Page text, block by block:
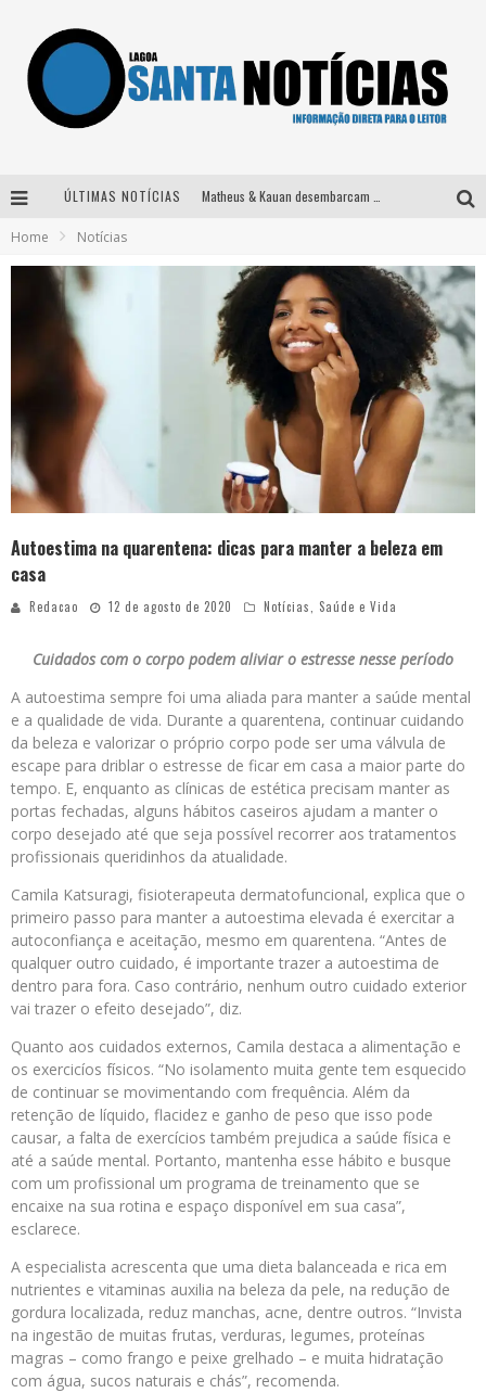
ÚLTIMAS NOTÍCIAS
Home Notícias
Autoestima na quarentena: dicas para manter a beleza em
casa
Redacao 12 de agosto de 2020 Notícias, Saúde e Vida
Cuidados com o corpo podem aliviar o estresse nesse período
A autoestima sempre foi uma aliada para manter a saúde mental
e a qualidade de vida. Durante a quarentena, continuar cuidando
da beleza e valorizar o próprio corpo pode ser uma válvula de
escape para driblar o estresse de ficar em casa a maior parte do
tempo. E, enquanto as clínicas de estética precisam manter as
portas fechadas, alguns hábitos caseiros ajudam a manter o
corpo desejado até que seja possível recorrer aos tratamentos
profissionais queridinhos da atualidade.
Camila Katsuragi, fisioterapeuta dermatofuncional, explica que o
primeiro passo para manter a autoestima elevada é exercitar a
autoconfiança e aceitação, mesmo em quarentena. “Antes de
qualquer outro cuidado, é importante trazer a autoestima de
dentro para fora. Caso contrário, nenhum outro cuidado exterior
vai trazer o efeito desejado”, diz.
Quanto aos cuidados externos, Camila destaca a alimentação e
os exercicíos físicos. “No isolamento muita gente tem esquecido
de continuar se movimentando com frequência. Além da
retenção de líquido, flacidez e ganho de peso que isso pode
causar, a falta de exercícios também prejudica a saúde física e
até a saúde mental. Portanto, mantenha esse hábito e busque
com um profissional um programa de treinamento que se
encaixe na sua rotina e espaço disponível em sua casa”,
esclarece.
A especialista acrescenta que uma dieta balanceada e rica em
nutrientes e vitaminas auxilia na beleza da pele, na redução de
gordura localizada, reduz manchas, acne, dentre outros. “Invista
na ingestão de muitas frutas, verduras, legumes, proteínas
magras – como frango e peixe grelhado – e muita hidratação
com água, sucos naturais e chás”, recomenda.